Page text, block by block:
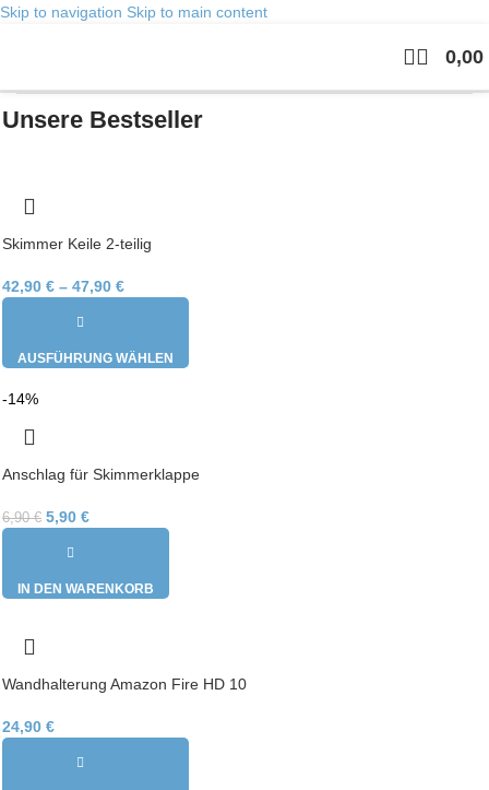
Skip to navigation Skip to main content
0,00
Unsere Bestseller
Skimmer Keile 2-teilig
42,90 € – 47,90 €
AUSFÜHRUNG WÄHLEN
-14%
Anschlag für Skimmerklappe
6,90€ 5,90 €
IN DEN WARENKORB
Wandhalterung Amazon Fire HD 10
24,90 €